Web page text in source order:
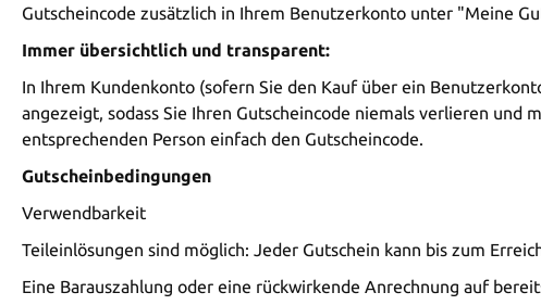
Gutscheincode zusätzlich in Ihrem Benutzerkonto unter "Meine
Immer übersichtlich und transparent:
In Ihrem Kundenkonto (sofern Sie den Kauf über ein
angezeigt, sodass Sie Ihren Gutscheincode niemals verlieren und
entsprechenden Person einfach den Gutscheincode.
Gutscheinbedingungen
Verwendbarkeit
Teileinlösungen sind möglich: Jeder Gutschein kann bis zum
Eine Barauszahlung oder eine rückwirkende Anrechnung auf